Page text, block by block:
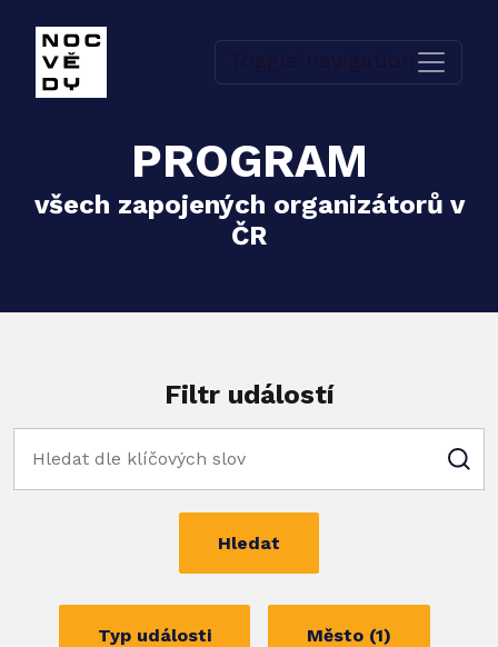
PROGRAM
všech zapojených organizátorů v
ČR
Filtr událostí
Hledat
Typ události Město (1)